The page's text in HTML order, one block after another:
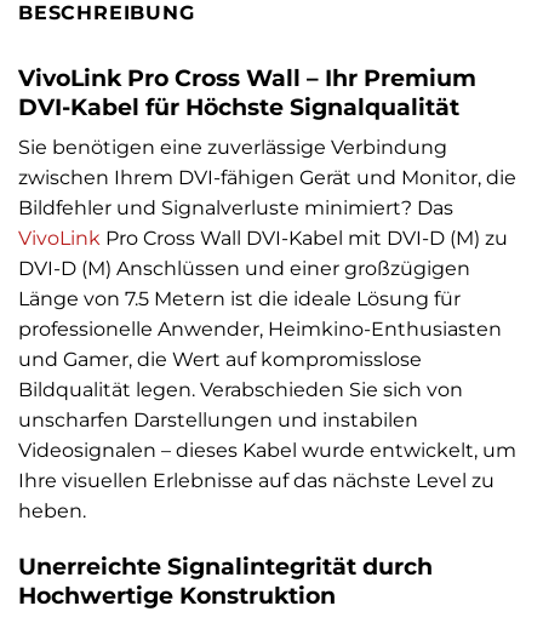
BESCHREIBUNG
VivoLink Pro Cross Wall – Ihr Premium
DVI-Kabel für Höchste Signalqualität
Sie benötigen eine zuverlässige Verbindung
zwischen Ihrem DVI-fähigen Gerät und Monitor, die
Bildfehler und Signalverluste minimiert? Das
VivoLink Pro Cross Wall DVI-Kabel mit DVI-D (M) zu
DVI-D (M) Anschlüssen und einer großzügigen
Länge von 7.5 Metern ist die ideale Lösung für
professionelle Anwender, Heimkino-Enthusiasten
und Gamer, die Wert auf kompromisslose
Bildqualität legen. Verabschieden Sie sich von
unscharfen Darstellungen und instabilen
Videosignalen – dieses Kabel wurde entwickelt, um
Ihre visuellen Erlebnisse auf das nächste Level zu
heben.
Unerreichte Signalintegrität durch
Hochwertige Konstruktion